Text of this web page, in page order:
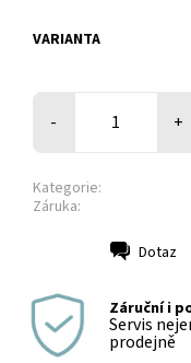
VARIANTA
- +
Kategorie:
Záruka:
Dotaz
Záruční i
Servis
prodejně